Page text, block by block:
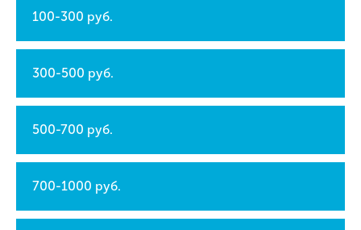
100-300 руб.
300-500 руб.
500-700 руб.
700-1000 руб.